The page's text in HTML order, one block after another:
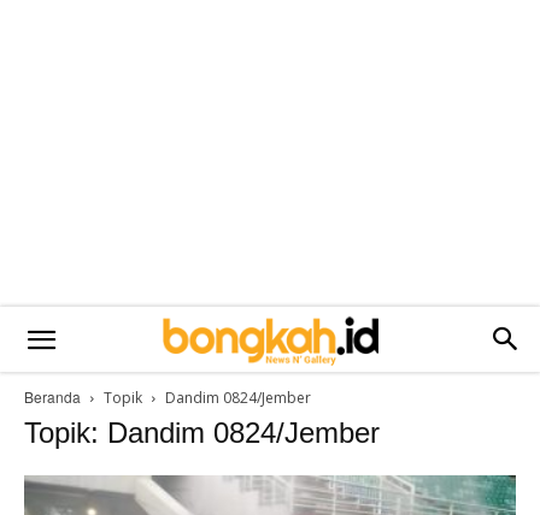
Beranda Topik Dandim 0824/Jember
Topik: Dandim 0824/Jember